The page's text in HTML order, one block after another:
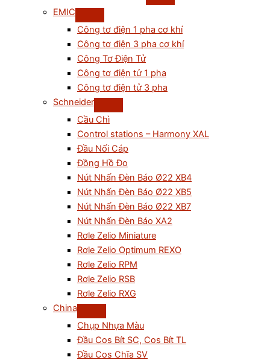
EMIC
Công tơ điện 1 pha cơ khí
Công tơ điện 3 pha cơ khí
Công Tơ Điện Tử
Công tơ điện tử 1 pha
Công tơ điện tử 3 pha
Schneider
Cầu Chì
Control stations – Harmony XAL
Đầu Nối Cáp
Đồng Hồ Đo
Nút Nhấn Đèn Báo Ø22 XB4
Nút Nhấn Đèn Báo Ø22 XB5
Nút Nhấn Đèn Báo Ø22 XB7
Nút Nhấn Đèn Báo XA2
Rơle Zelio Miniature
Rơle Zelio Optimum REXO
Rơle Zelio RPM
Rơle Zelio RSB
Rơle Zelio RXG
China
Chụp Nhựa Màu
Đầu Cos Bít SC, Cos Bít TL
Đầu Cos Chĩa SV